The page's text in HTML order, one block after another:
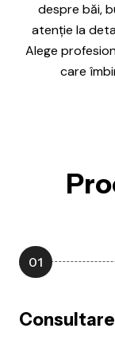
despre băi,
atenție la
Alege
care
01